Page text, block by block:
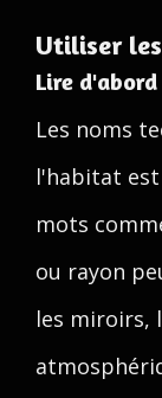
Utiliser
Lire
Les noms
l'habitat
mots
ou rayon
les miroirs,